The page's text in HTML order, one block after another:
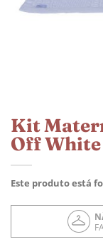
Kit
Off White
Este produto está